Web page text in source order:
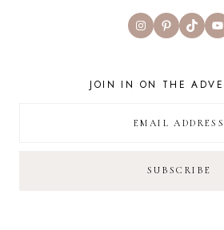
InstagramPinterest
TikTok
JOIN IN ON THE